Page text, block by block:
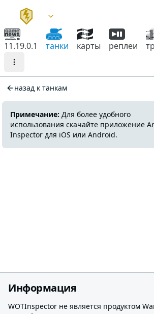
11.19.0.1 танки карты реплеи
назад к танкам
Примечание: Для более удобного
использования скачайте приложение
Inspector для iOS или Android.
Информация
WOTInspector не является продуктом